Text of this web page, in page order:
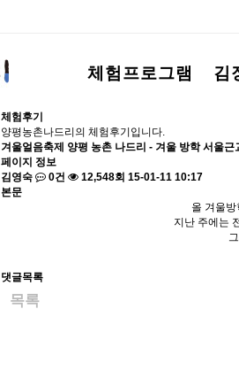
체험프로그램 김
체험후기
양평농촌나드리의 체험후기입니다.
겨울얼음축제 양평 농촌 나드리 - 겨울 방학 서울
페이지 정보
김영숙
0건 12,548회 15-01-11 10:17
본문
올 겨울
지난 주에는
댓글목록
목록